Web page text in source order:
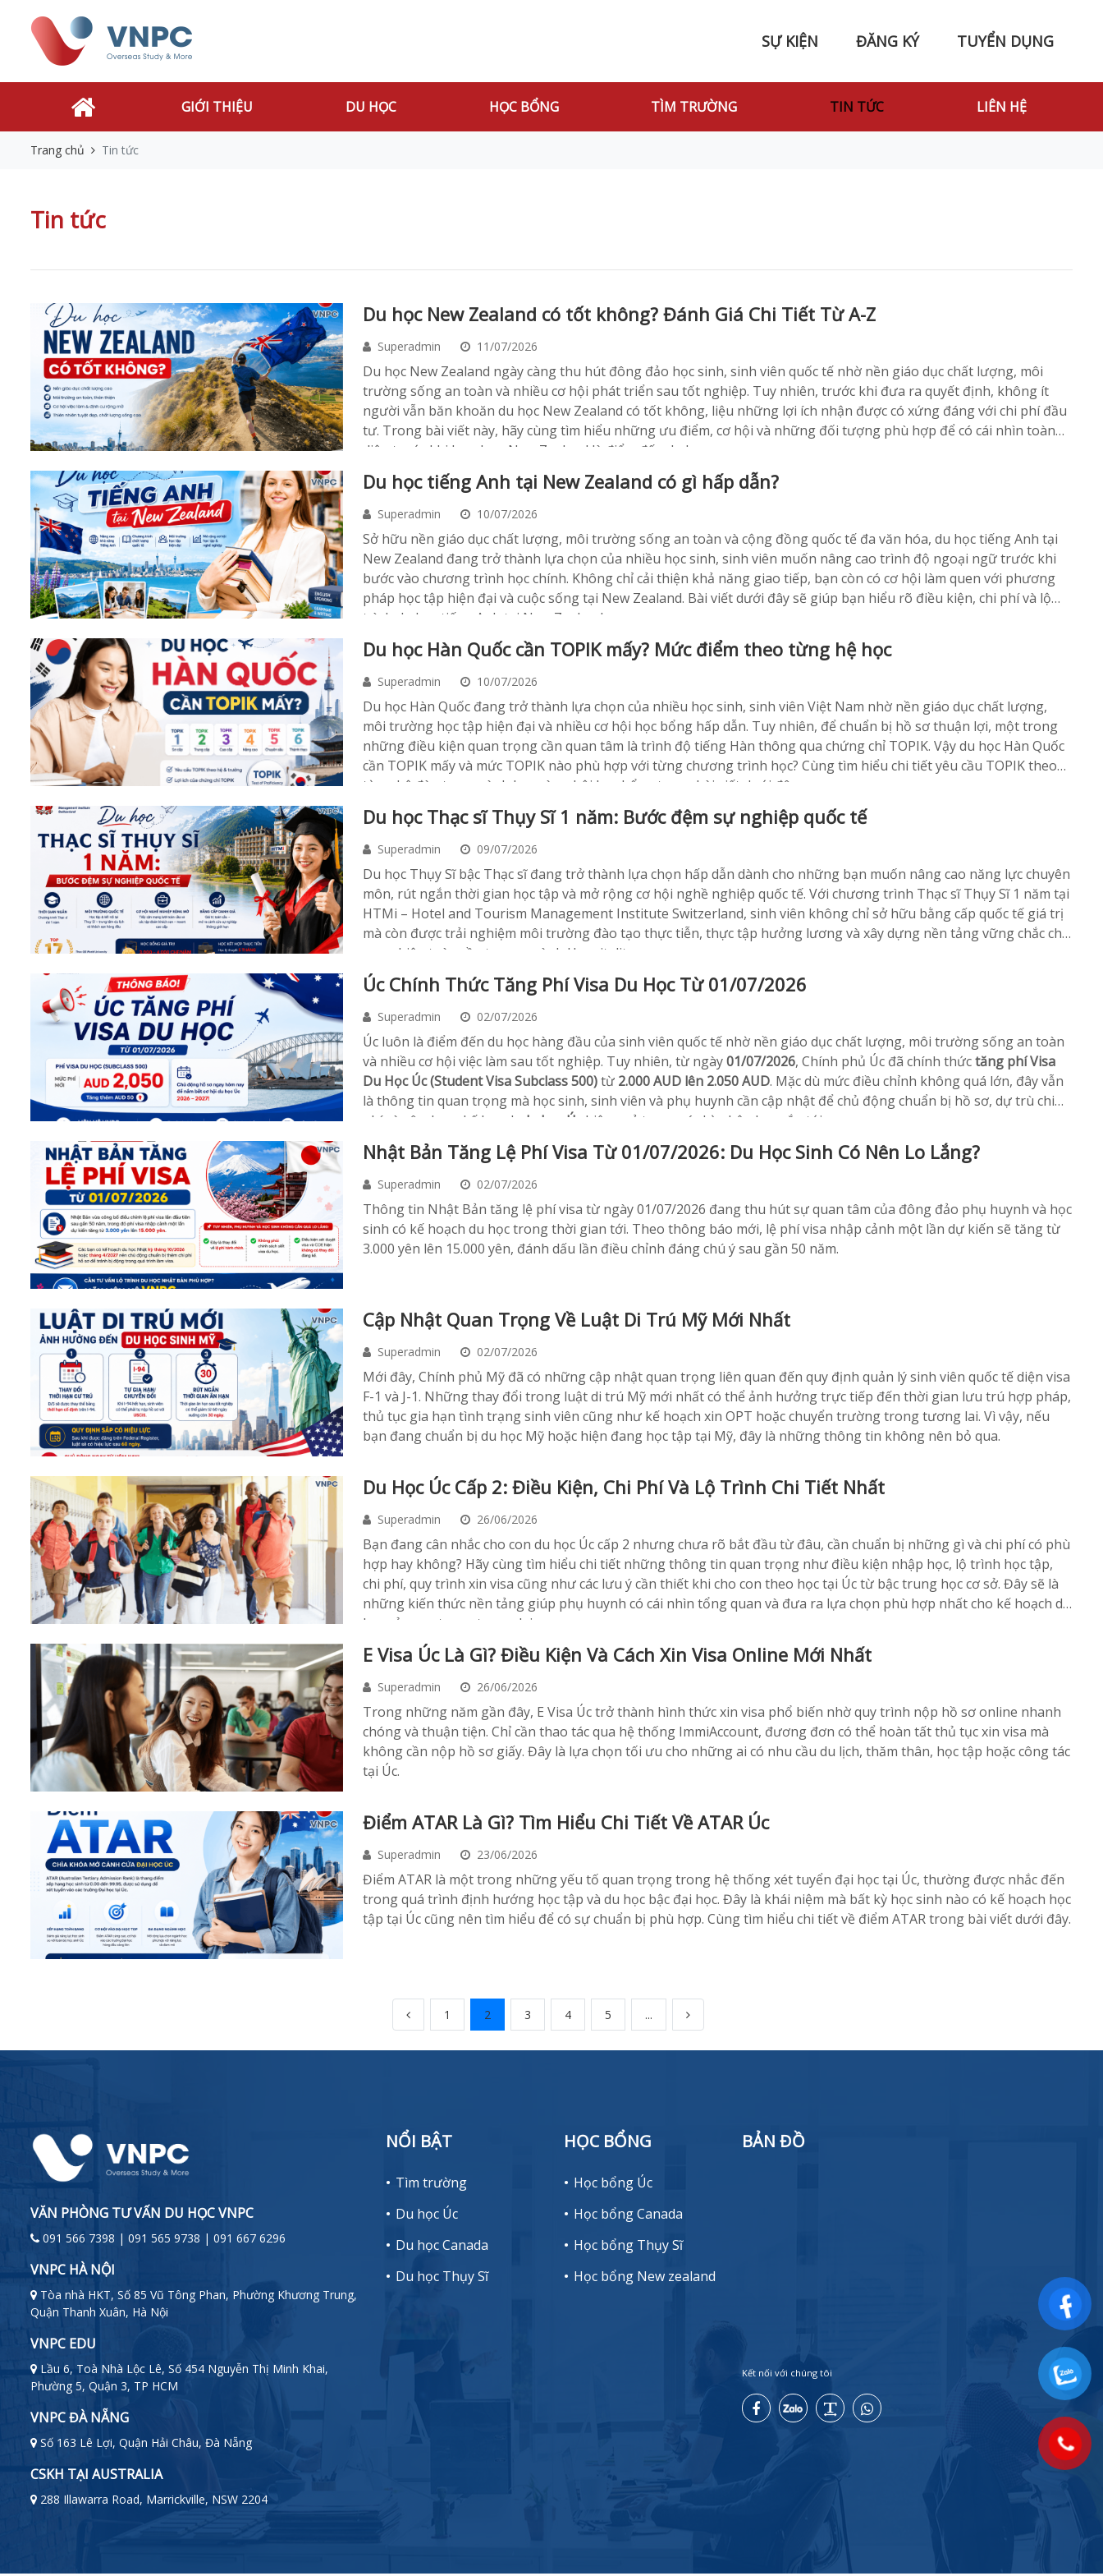
SỰ KIỆN ĐĂNG KÝ TUYỂN DỤNG
GIỚI THIỆU DU HỌC HỌC BỔNG TÌM TRƯỜNG TIN TỨC LIÊN HỆ
Trang chủ Tin tức
Tin tức
Du học New Zealand có tốt không? Đánh Giá Chi Tiết Từ A-Z
Superadmin 11/07/2026
​Du học New Zealand ngày càng thu hút đông đảo học sinh, sinh viên quốc tế nhờ nền giáo dục chất lượng, môi
trường sống an toàn và nhiều cơ hội phát triển sau tốt nghiệp. Tuy nhiên, trước khi đưa ra quyết định, không ít
người vẫn băn khoăn du học New Zealand có tốt không, liệu những lợi ích nhận được có xứng đáng với chi phí đầu
tư. Trong bài viết này, hãy cùng tìm hiểu những ưu điểm, cơ hội và những đối tượng phù hợp để có cái nhìn toàn
diện trước khi lựa chọn New Zealand là điểm đến du học.
Du học tiếng Anh tại New Zealand có gì hấp dẫn?
Superadmin 10/07/2026
​Sở hữu nền giáo dục chất lượng, môi trường sống an toàn và cộng đồng quốc tế đa văn hóa, du học tiếng Anh tại
New Zealand đang trở thành lựa chọn của nhiều học sinh, sinh viên muốn nâng cao trình độ ngoại ngữ trước khi
bước vào chương trình học chính. Không chỉ cải thiện khả năng giao tiếp, bạn còn có cơ hội làm quen với phương
pháp học tập hiện đại và cuộc sống tại New Zealand. Bài viết dưới đây sẽ giúp bạn hiểu rõ điều kiện, chi phí và lộ
trình du học tiếng Anh tại New Zealand.
Du học Hàn Quốc cần TOPIK mấy? Mức điểm theo từng hệ học
Superadmin 10/07/2026
​Du học Hàn Quốc đang trở thành lựa chọn của nhiều học sinh, sinh viên Việt Nam nhờ nền giáo dục chất lượng,
môi trường học tập hiện đại và nhiều cơ hội học bổng hấp dẫn. Tuy nhiên, để chuẩn bị hồ sơ thuận lợi, một trong
những điều kiện quan trọng cần quan tâm là trình độ tiếng Hàn thông qua chứng chỉ TOPIK. Vậy du học Hàn Quốc
cần TOPIK mấy và mức TOPIK nào phù hợp với từng chương trình học? Cùng tìm hiểu chi tiết yêu cầu TOPIK theo
từng hệ đào tạo, ngành học và cơ hội học bổng trong bài viết dưới đây.
Du học Thạc sĩ Thụy Sĩ 1 năm: Bước đệm sự nghiệp quốc tế
Superadmin 09/07/2026
​Du học Thụy Sĩ bậc Thạc sĩ đang trở thành lựa chọn hấp dẫn dành cho những bạn muốn nâng cao năng lực chuyên
môn, rút ngắn thời gian học tập và mở rộng cơ hội nghề nghiệp quốc tế. Với chương trình Thạc sĩ Thụy Sĩ 1 năm tại
HTMi – Hotel and Tourism Management Institute Switzerland, sinh viên không chỉ sở hữu bằng cấp quốc tế giá trị
mà còn được trải nghiệm môi trường đào tạo thực tiễn, thực tập hưởng lương và xây dựng nền tảng vững chắc cho
sự nghiệp toàn cầu trong ngành Hospitality.
Úc Chính Thức Tăng Phí Visa Du Học Từ 01/07/2026
Superadmin 02/07/2026
Úc luôn là điểm đến du học hàng đầu của sinh viên quốc tế nhờ nền giáo dục chất lượng, môi trường sống an toàn
và nhiều cơ hội việc làm sau tốt nghiệp. Tuy nhiên, từ ngày01/07/2026, Chính phủ Úc đã chính thứctăng phí Visa
Du Học Úc (Student Visa Subclass 500)từ 2.000 AUD lên 2.050 AUD. Mặc dù mức điều chỉnh không quá lớn, đây vẫn
là thông tin quan trọng mà học sinh, sinh viên và phụ huynh cần cập nhật để chủ động chuẩn bị hồ sơ, dự trù chi
phí và xây dựng kế hoạch
du học Úc hiệu quả trong các kỳ nhập học sắp tới.
Nhật Bản Tăng Lệ Phí Visa Từ 01/07/2026: Du Học Sinh Có Nên Lo Lắng?
Superadmin 02/07/2026
Thông tin Nhật Bản tăng lệ phí visa từ ngày 01/07/2026 đang thu hút sự quan tâm của đông đảo phụ huynh và học
sinh có kế hoạch du học trong thời gian tới. Theo thông báo mới, lệ phí visa nhập cảnh một lần dự kiến sẽ tăng từ
3.000 yên lên 15.000 yên, đánh dấu lần điều chỉnh đáng chú ý sau gần 50 năm.
Cập Nhật Quan Trọng Về Luật Di Trú Mỹ Mới Nhất
Superadmin 02/07/2026
​Mới đây, Chính phủ Mỹ đã có những cập nhật quan trọng liên quan đến quy định quản lý sinh viên quốc tế diện visa
F-1 và J-1. Những thay đổi trong luật di trú Mỹ mới nhất có thể ảnh hưởng trực tiếp đến thời gian lưu trú hợp pháp,
thủ tục gia hạn tình trạng sinh viên cũng như kế hoạch xin OPT hoặc chuyển trường trong tương lai. Vì vậy, nếu
bạn đang chuẩn bị du học Mỹ hoặc hiện đang học tập tại Mỹ, đây là những thông tin không nên bỏ qua.
Du Học Úc Cấp 2: Điều Kiện, Chi Phí Và Lộ Trình Chi Tiết Nhất
Superadmin 26/06/2026
​Bạn đang cân nhắc cho con du học Úc cấp 2 nhưng chưa rõ bắt đầu từ đâu, cần chuẩn bị những gì và chi phí có phù
hợp hay không? Hãy cùng tìm hiểu chi tiết những thông tin quan trọng như điều kiện nhập học, lộ trình học tập,
chi phí, quy trình xin visa cũng như các lưu ý cần thiết khi cho con theo học tại Úc từ bậc trung học cơ sở. Đây sẽ là
những kiến thức nền tảng giúp phụ huynh có cái nhìn tổng quan và đưa ra lựa chọn phù hợp nhất cho kế hoạch du
học của con trong tương lai.
E Visa Úc Là Gì? Điều Kiện Và Cách Xin Visa Online Mới Nhất
Superadmin 26/06/2026
​Trong những năm gần đây, E Visa Úc trở thành hình thức xin visa phổ biến nhờ quy trình nộp hồ sơ online nhanh
chóng và thuận tiện. Chỉ cần thao tác qua hệ thống ImmiAccount, đương đơn có thể hoàn tất thủ tục xin visa mà
không cần nộp hồ sơ giấy. Đây là lựa chọn tối ưu cho những ai có nhu cầu du lịch, thăm thân, học tập hoặc công tác
tại Úc.
Điểm ATAR Là Gì? Tìm Hiểu Chi Tiết Về ATAR Úc
Superadmin 23/06/2026
​Điểm ATAR là một trong những yếu tố quan trọng trong hệ thống xét tuyển đại học tại Úc, thường được nhắc đến
trong quá trình định hướng học tập và du học bậc đại học. Đây là khái niệm mà bất kỳ học sinh nào có kế hoạch học
tập tại Úc cũng nên tìm hiểu để có sự chuẩn bị phù hợp. Cùng tìm hiểu chi tiết về điểm ATAR trong bài viết dưới đây.
1 2 3 4 5 ...
VĂN PHÒNG TƯ VẤN DU HỌC VNPC
091 566 7398 | 091 565 9738 | 091 667 6296
VNPC HÀ NỘI
Tòa nhà HKT, Số 85 Vũ Tông Phan, Phường Khương Trung,
Quận Thanh Xuân, Hà Nội
VNPC EDU
Lầu 6, Toà Nhà Lộc Lê, Số 454 Nguyễn Thị Minh Khai,
Phường 5, Quận 3, TP HCM
VNPC ĐÀ NẴNG
Số 163 Lê Lợi, Quận Hải Châu, Đà Nẵng
CSKH TẠI AUSTRALIA
288 Illawarra Road, Marrickville, NSW 2204
NỔI BẬT
Tìm trường
Du học Úc
Du học Canada
Du học Thụy Sĩ
HỌC BỔNG
Học bổng Úc
Học bổng Canada
Học bổng Thụy Sĩ
Học bổng New zealand
BẢN ĐỒ
Kết nối với chúng tôi